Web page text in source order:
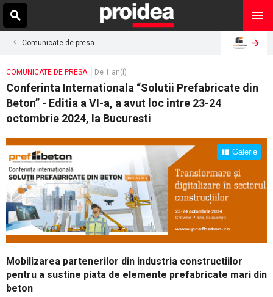
Comunicate de presa
COMUNICATE DE PRESA De 1 an(i)
Conferinta Internationala “Solutii Prefabricate din
Beton” - Editia a VI-a, a avut loc intre 23-24
octombrie 2024, la Bucuresti
Galerie
Mobilizarea partenerilor din industria constructiilor
pentru a sustine piata de elemente prefabricate mari din
beton